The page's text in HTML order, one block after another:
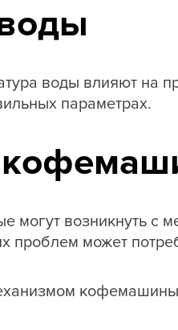
воды влияют на
параметрах.
могут возникнуть
может